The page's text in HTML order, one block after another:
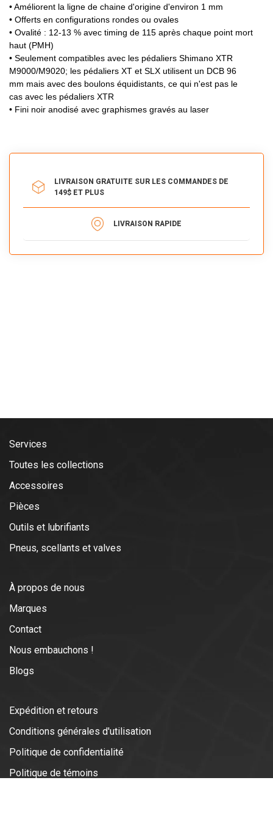
• Améliorent la ligne de chaine d'origine d'environ 1 mm
• Offerts en configurations rondes ou ovales
• Ovalité : 12-13 % avec timing de 115 après chaque point mort
haut (PMH)
• Seulement compatibles avec les pédaliers Shimano XTR
M9000/M9020; les pédaliers XT et SLX utilisent un DCB 96
mm mais avec des boulons équidistants, ce qui n'est pas le
cas avec les pédaliers XTR
• Fini noir anodisé avec graphismes gravés au laser
LIVRAISON GRATUITE SUR LES COMMANDES DE
149$ ET PLUS
LIVRAISON RAPIDE
Services
Toutes les collections
Accessoires
Pièces
Outils et lubrifiants
Pneus, scellants et valves
À propos de nous
Marques
Contact
Nous embauchons !
Blogs
Expédition et retours
Conditions générales d'utilisation
Politique de confidentialité
Politique de témoins